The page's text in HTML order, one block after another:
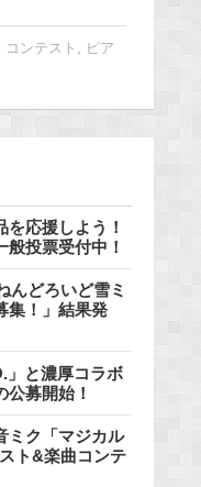
コンテスト , ピア
応援しよう！
投票受付中！
んどろいど雪ミ
集！」結果発
」と濃厚コラボ
募開始！
ミク「マジカル
ト&楽曲コンテ